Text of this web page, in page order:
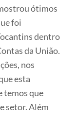
ótimos
foi
dentro
da União.
nos
esta
temos que
setor. Além